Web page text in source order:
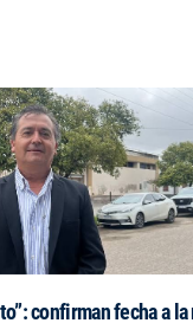
confirman fecha a